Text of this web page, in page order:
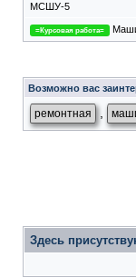
МСШУ-5
=Курсовая работа=
Возможно вас
ремонтная
Здесь